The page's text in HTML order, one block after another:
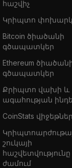
հաշվիչ
Կրիպտո
Bitcoin ծիածանի
գծապատկեր
Ethereum
գծապատկեր
Քրիպտո վախի և
ագահության
CoinStats վիջեթներ
շուկայի
հաշվետվությունը
ժամում